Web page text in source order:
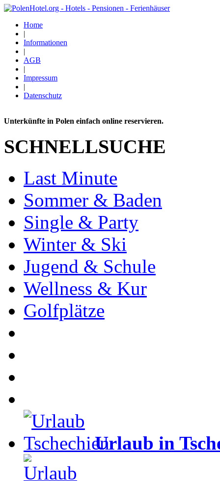
Home
|
Informationen
|
AGB
|
Impressum
|
Datenschutz
Unterkünfte in Polen einfach online reservieren.
SCHNELLSUCHE
Last Minute
Sommer & Baden
Single & Party
Winter & Ski
Jugend & Schule
Wellness & Kur
Golfplätze
Urlaub in